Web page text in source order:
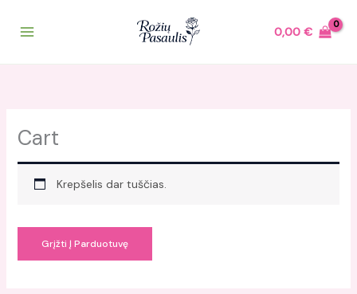
0,00€
Cart
Krepšelis dar tuščias.
Grįžti Į Parduotuvę